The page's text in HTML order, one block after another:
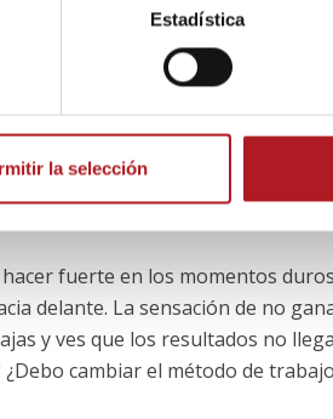
Estadística
la selección
estás ahí, no te tratan como
gestionar, ya que, dependiendo
veces, esas situaciones te
que eres.
cuando los resultados no
fuerte en los momentos
delante. La sensación de no
y ves que los resultados no
cambiar el método de